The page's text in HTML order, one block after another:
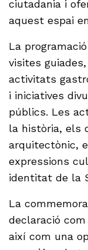
ciutadania i
aquest espai
La
visites
activitats
i iniciatives
públics. Les
la història, els
arquitectònic,
expressions
identitat de la
La
declaració
així com una